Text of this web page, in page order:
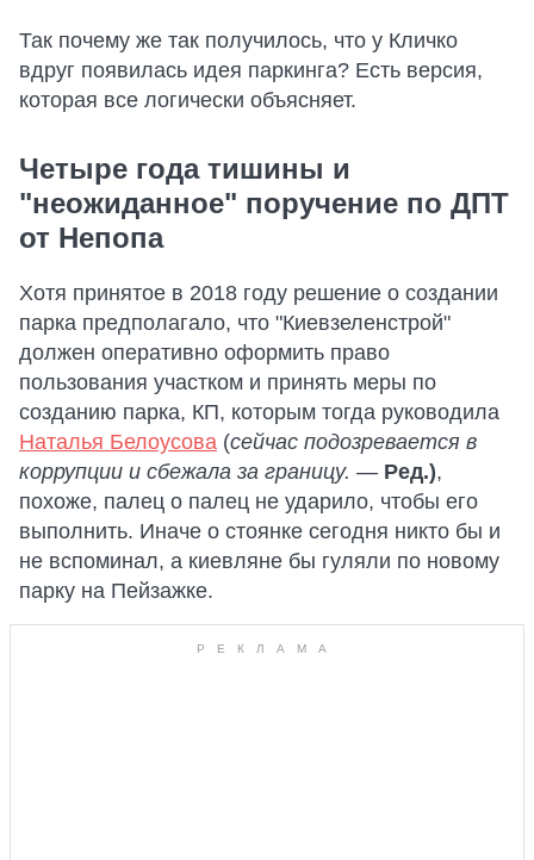
Так почему же так получилось, что у Кличко
вдруг появилась идея паркинга? Есть версия,
которая все логически объясняет.
Четыре года тишины и
"неожиданное" поручение по ДПТ
от Непопа
Хотя принятое в 2018 году решение о создании
парка предполагало, что "Киевзеленстрой"
должен оперативно оформить право
пользования участком и принять меры по
созданию парка, КП, которым тогда руководила
Наталья Белоусова (сейчас подозревается в
коррупции и сбежала за границу. — Ред.),
похоже, палец о палец не ударило, чтобы его
выполнить. Иначе о стоянке сегодня никто бы и
не вспоминал, а киевляне бы гуляли по новому
парку на Пейзажке.